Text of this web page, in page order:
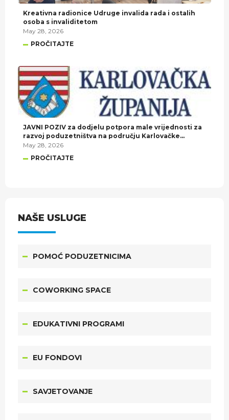
Kreativna radionice Udruge invalida rada i ostalih
osoba s invaliditetom
May 28, 2026
PROČITAJTE
JAVNI POZIV za dodjelu potpora male vrijednosti za
razvoj poduzetništva na području Karlovačke
županije u 2026. godini.
May 28, 2026
PROČITAJTE
NAŠE USLUGE
POMOĆ PODUZETNICIMA
COWORKING SPACE
EDUKATIVNI PROGRAMI
EU FONDOVI
SAVJETOVANJE